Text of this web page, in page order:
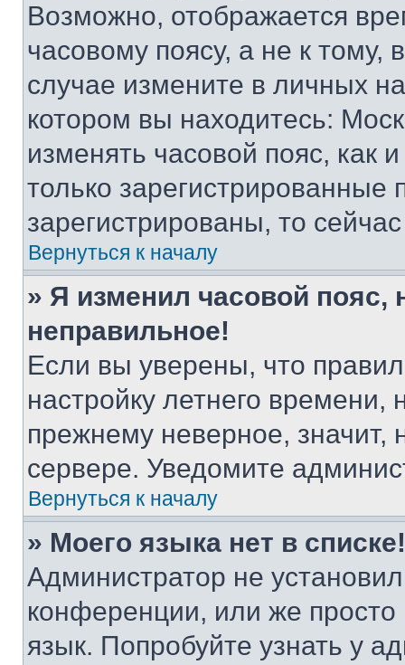
Возможно, отображается
часовому поясу, а не к тому,
случае измените в личных
котором вы находитесь:
изменять часовой пояс, как
только
зарегистрированы, то
Вернуться к началу
» Я изменил часовой пояс,
неправильное!
Если вы уверены, что
настройку летнего
прежнему неверное, значит,
сервере. Уведомите
Вернуться к началу
» Моего языка нет в списке!
Администратор не
конференции, или же
язык. Попробуйте узнать у